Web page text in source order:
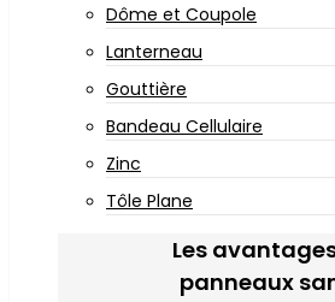
Dôme et Coupole
Lanterneau
Gouttière
Bandeau Cellulaire
Zinc
Tôle Plane
Les
panneaux